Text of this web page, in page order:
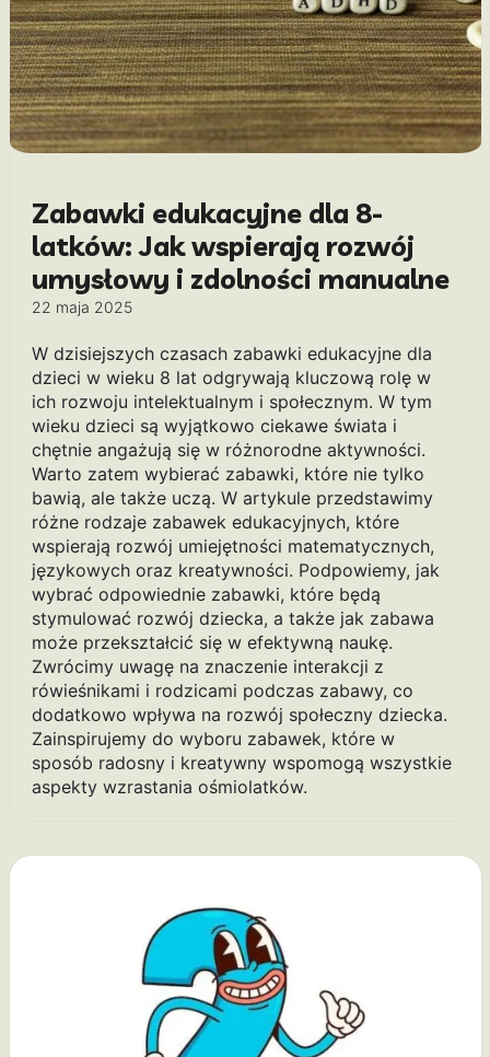
Zabawki edukacyjne dla 8-
latków: Jak wspierają rozwój
umysłowy i zdolności manualne
22 maja 2025
W dzisiejszych czasach zabawki edukacyjne dla
dzieci w wieku 8 lat odgrywają kluczową rolę w
ich rozwoju intelektualnym i społecznym. W tym
wieku dzieci są wyjątkowo ciekawe świata i
chętnie angażują się w różnorodne aktywności.
Warto zatem wybierać zabawki, które nie tylko
bawią, ale także uczą. W artykule przedstawimy
różne rodzaje zabawek edukacyjnych, które
wspierają rozwój umiejętności matematycznych,
językowych oraz kreatywności. Podpowiemy, jak
wybrać odpowiednie zabawki, które będą
stymulować rozwój dziecka, a także jak zabawa
może przekształcić się w efektywną naukę.
Zwrócimy uwagę na znaczenie interakcji z
rówieśnikami i rodzicami podczas zabawy, co
dodatkowo wpływa na rozwój społeczny dziecka.
Zainspirujemy do wyboru zabawek, które w
sposób radosny i kreatywny wspomogą wszystkie
aspekty wzrastania ośmiolatków.